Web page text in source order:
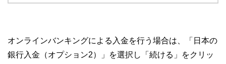
オンラインバンキングによる入金を行う場合は、「日本の
銀行入金（オプション2）」を選択し「続ける」をクリッ